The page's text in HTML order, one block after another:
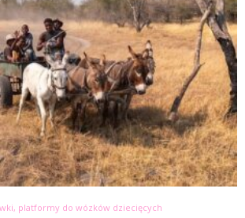
platformy do wózków dziecięcych